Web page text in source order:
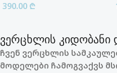
390.00 ₾
ვერცხლის კიდობანი
ჩვენ ვერცხლის
მოდელები ჩამოგვაქვს